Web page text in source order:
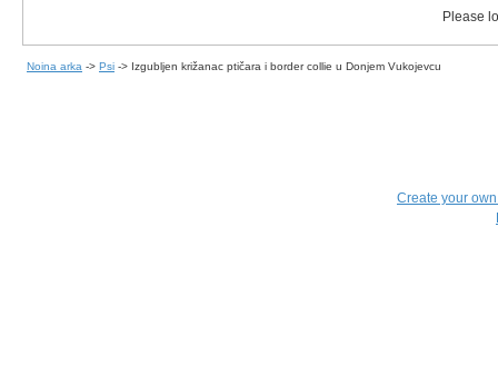
Please
Noina arka -> Psi -> Izgubljen križanac ptičara i border collie u Donjem Vukojevcu
Create your